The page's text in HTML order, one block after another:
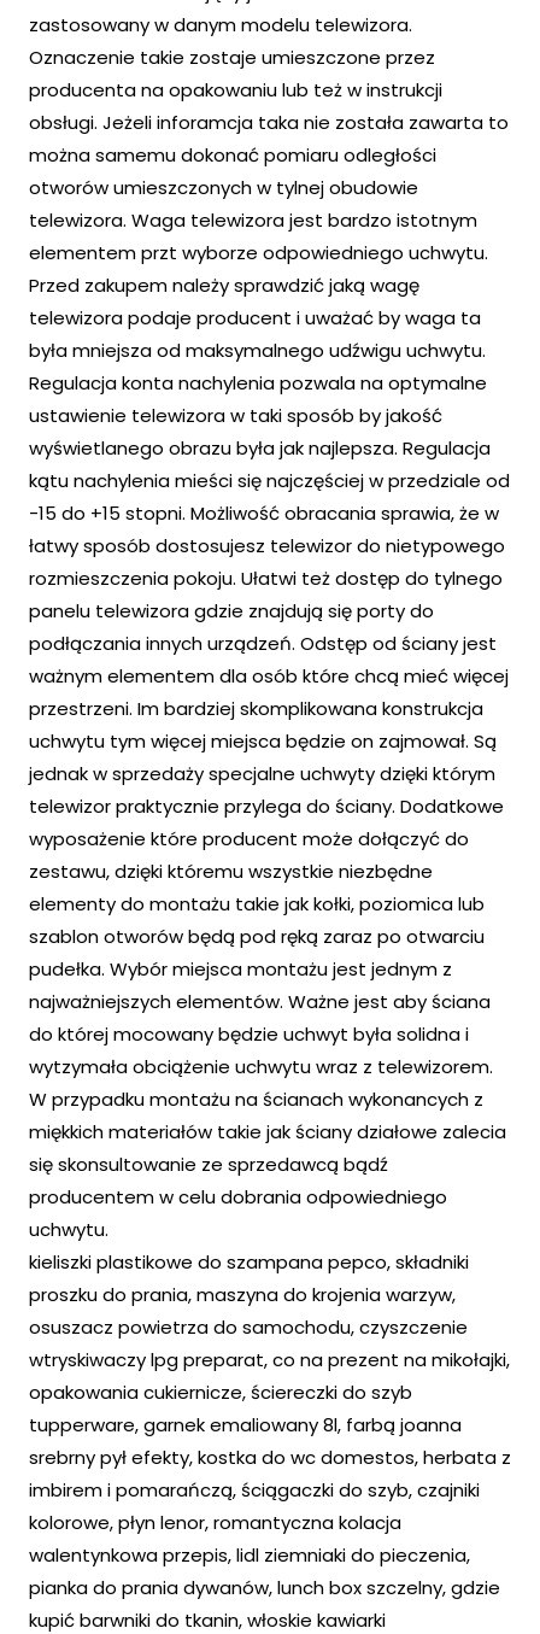
zastosowany w danym modelu telewizora.
Oznaczenie takie zostaje umieszczone przez
producenta na opakowaniu lub też w instrukcji
obsługi. Jeżeli inforamcja taka nie została zawarta to
można samemu dokonać pomiaru odległości
otworów umieszczonych w tylnej obudowie
telewizora. Waga telewizora jest bardzo istotnym
elementem przt wyborze odpowiedniego uchwytu.
Przed zakupem należy sprawdzić jaką wagę
telewizora podaje producent i uważać by waga ta
była mniejsza od maksymalnego udźwigu uchwytu.
Regulacja konta nachylenia pozwala na optymalne
ustawienie telewizora w taki sposób by jakość
wyświetlanego obrazu była jak najlepsza. Regulacja
kątu nachylenia mieści się najczęściej w przedziale od
-15 do +15 stopni. Możliwość obracania sprawia, że w
łatwy sposób dostosujesz telewizor do nietypowego
rozmieszczenia pokoju. Ułatwi też dostęp do tylnego
panelu telewizora gdzie znajdują się porty do
podłączania innych urządzeń. Odstęp od ściany jest
ważnym elementem dla osób które chcą mieć więcej
przestrzeni. Im bardziej skomplikowana konstrukcja
uchwytu tym więcej miejsca będzie on zajmował. Są
jednak w sprzedaży specjalne uchwyty dzięki którym
telewizor praktycznie przylega do ściany. Dodatkowe
wyposażenie które producent może dołączyć do
zestawu, dzięki któremu wszystkie niezbędne
elementy do montażu takie jak kołki, poziomica lub
szablon otworów będą pod ręką zaraz po otwarciu
pudełka. Wybór miejsca montażu jest jednym z
najważniejszych elementów. Ważne jest aby ściana
do której mocowany będzie uchwyt była solidna i
wytzymała obciążenie uchwytu wraz z telewizorem.
W przypadku montażu na ścianach wykonancych z
miękkich materiałów takie jak ściany działowe zalecia
się skonsultowanie ze sprzedawcą bądź
producentem w celu dobrania odpowiedniego
uchwytu.
kieliszki plastikowe do szampana pepco, składniki
proszku do prania, maszyna do krojenia warzyw,
osuszacz powietrza do samochodu, czyszczenie
wtryskiwaczy lpg preparat, co na prezent na mikołajki,
opakowania cukiernicze, ściereczki do szyb
tupperware, garnek emaliowany 8l, farbą joanna
srebrny pył efekty, kostka do wc domestos, herbata z
imbirem i pomarańczą, ściągaczki do szyb, czajniki
kolorowe, płyn lenor, romantyczna kolacja
walentynkowa przepis, lidl ziemniaki do pieczenia,
pianka do prania dywanów, lunch box szczelny, gdzie
kupić barwniki do tkanin, włoskie kawiarki